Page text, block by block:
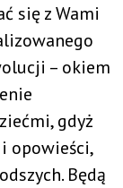
się z Wami
– okiem
gdyż
opowieści,
Będą